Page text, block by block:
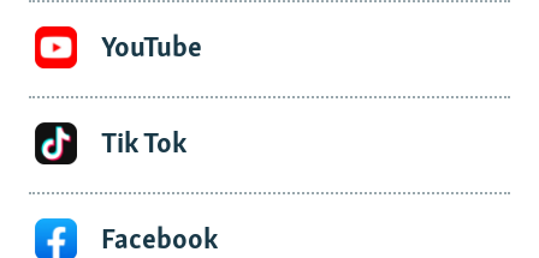
YouTube
Tik Tok
Facebook